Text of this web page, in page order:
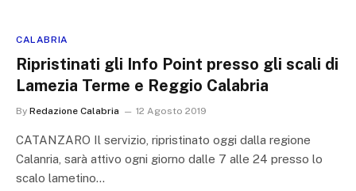
CALABRIA
Ripristinati gli Info Point presso gli scali di
Lamezia Terme e Reggio Calabria
By Redazione Calabria 12 Agosto 2019
CATANZARO Il servizio, ripristinato oggi dalla regione
Calanria, sarà attivo ogni giorno dalle 7 alle 24 presso lo
scalo lametino…